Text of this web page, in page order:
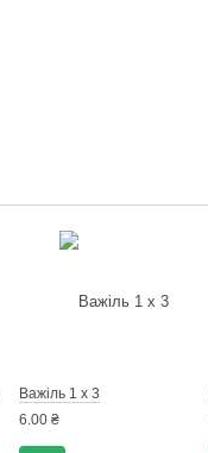
Важіль 1 х 3
6.00 ₴